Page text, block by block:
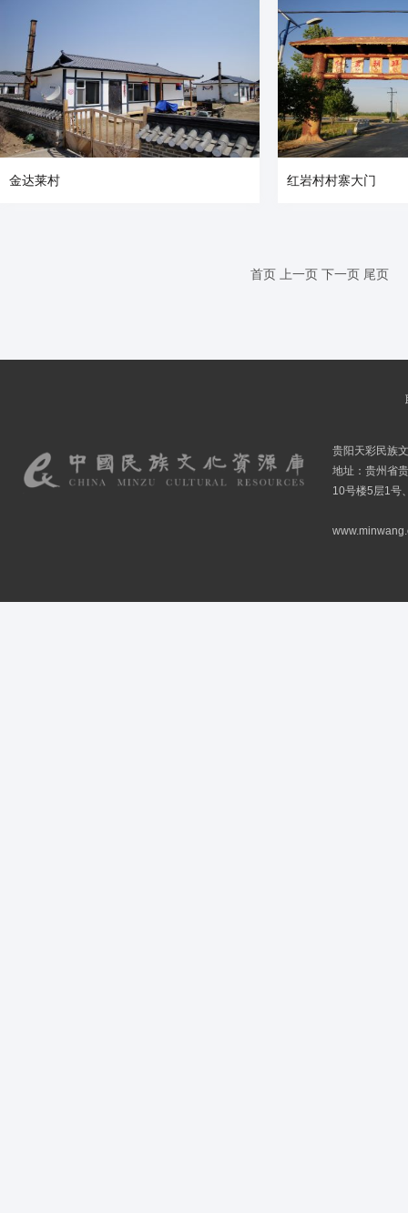
金达莱村 红岩村村寨大门
首页 上一页 下一页 尾页
贵阳天彩民族
地址：贵州省
10号楼5层1号